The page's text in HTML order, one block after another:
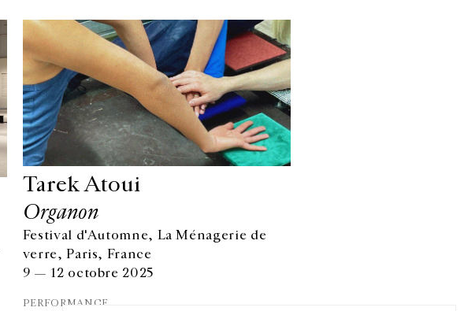
Tarek Atoui
Organon
Festival d'Automne, La Ménagerie de
verre, Paris, France
9 — 12 octobre 2025
PERFORMANCE
EN FR 中文